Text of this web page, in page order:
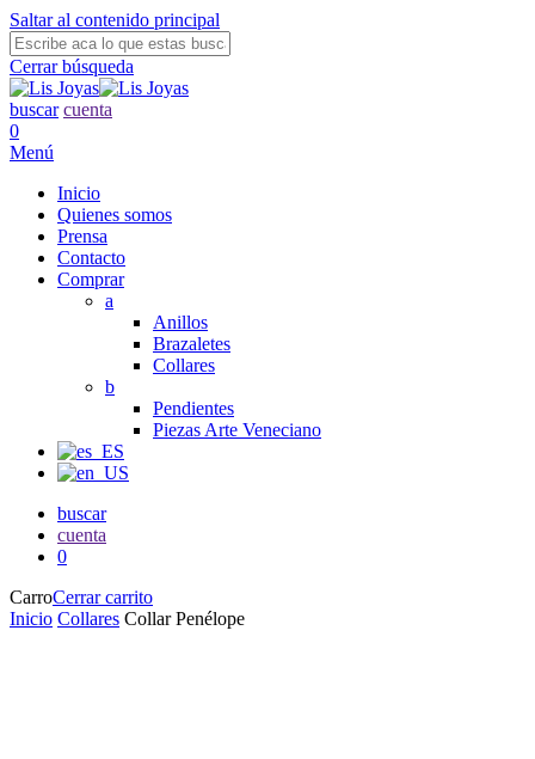
Saltar al contenido principal
Cerrar búsqueda
buscar cuenta
0
Menú
Inicio
Quienes somos
Prensa
Contacto
Comprar
a
Anillos
Brazaletes
Collares
b
Pendientes
Piezas Arte Veneciano
buscar
cuenta
0
CarroCerrar carrito
Inicio Collares Collar Penélope